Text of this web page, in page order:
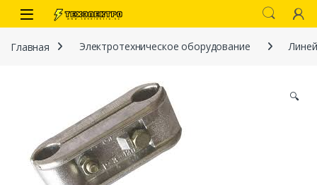
Перейти к навигации
перейти к содержанию
Open
Главная Электротехническое оборудование
🔍